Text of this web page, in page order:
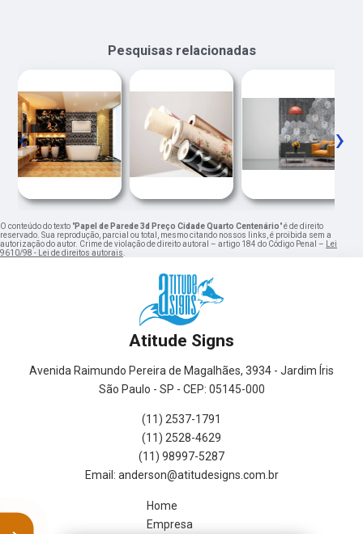
Pesquisas relacionadas
‹ ›
O conteúdo do texto "Papel de Parede 3d Preço Cidade Quarto Centenário" é de direito
reservado. Sua reprodução, parcial ou total, mesmo citando nossos links, é proibida sem a
autorização do autor. Crime de violação de direito autoral – artigo 184 do Código Penal –
Lei
9610/98 - Lei de direitos autorais
Atitude Signs
Avenida Raimundo Pereira de Magalhães, 3934 - Jardim Íris
São Paulo - SP - CEP: 05145-000
(11) 2537-1791
(11) 2528-4629
(11) 98997-5287
Home
Empresa